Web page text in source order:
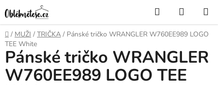
na
obsah
Hledat
KOŠÍK
Domů
/ MUŽI / TRIČKA / Pánské tričko WRANGLER W760EE989 LOGO
TEE White
Pánské tričko WRANGLER
W760EE989 LOGO TEE